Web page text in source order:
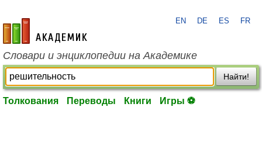
academic.ru
EN DE ES FR
Словари и энциклопедии на Академике
Найти!
Толкования Переводы Книги Игры ⚽